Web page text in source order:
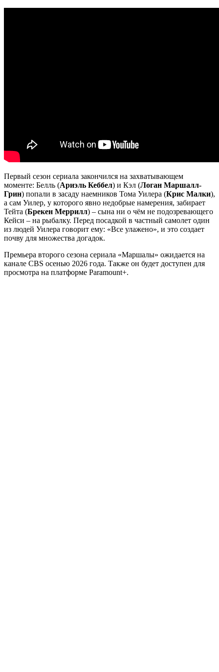
Первый сезон сериала закончился на захватывающем
моменте: Белль (Ариэль Кеббел) и Кэл (Логан Маршалл-
Грин) попали в засаду наемников Тома Уилера (Крис Малки),
а сам Уилер, у которого явно недобрые намерения, забирает
Тейта (Брекен Меррилл) – сына ни о чём не подозревающего
Кейси – на рыбалку. Перед посадкой в частный самолет один
из людей Уилера говорит ему: «Все улажено», и это создает
почву для множества догадок.
Премьера второго сезона сериала «Маршалы» ожидается на
канале CBS осенью 2026 года. Также он будет доступен для
просмотра на платформе Paramount+.